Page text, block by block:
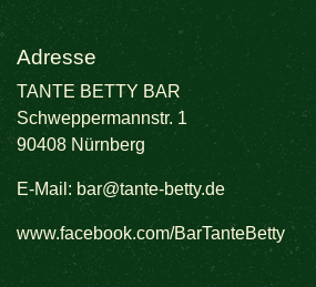
Adresse
TANTE BETTY BAR
Schweppermannstr. 1
90408 Nürnberg
E-Mail: bar@tante-betty.de
www.facebook.com/BarTanteBetty